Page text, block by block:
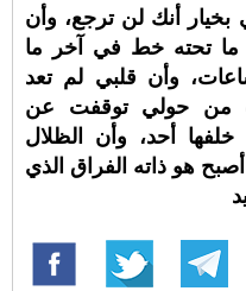
بخيار أنك لن ترجع، وأن
ما تحته خط في آخر ما
وأن قلبي لم تعد
من حولي توقفت عن
أحد، وأن الظلال
هو ذاته الفراق الذي